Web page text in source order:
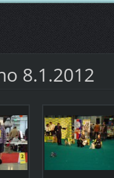
8.1.2012